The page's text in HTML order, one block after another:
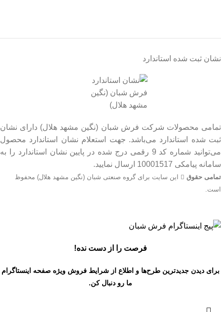
نشان ثبت شده استاندارد
تمامی محصولات شرکت فرش شبان (نگین مشهد هلال) دارای نشان
ثبت شده استاندارد می‌باشد. جهت استعلام نشان استاندارد محصول
می‌توانید شماره کد 9 رقمی درج شده در پایین نشان استاندارد را به
سامانه پیامکی 10001517 ارسال نمایید.
تمامی حقوق
این سایت برای گروه صنعتی شبان (نگین مشهد هلال) محفوظ
است.
فرصت را از دست نده!
برای دیدن جدیدترین طرح‌ها و اطلاع از شرایط فروش ویژه صفحه اینستاگرام
ما رو دنبال کن.